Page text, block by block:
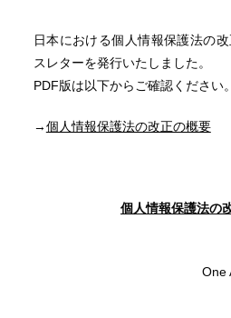
日本における個人情報保護法の
スレターを発行いたしました。
PDF版は以下からご確認ください。
→個人情報保護法の改正の概要
個人情報保護法の
One